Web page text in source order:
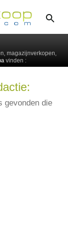
magazijnverkopen,
vinden :
gevonden die